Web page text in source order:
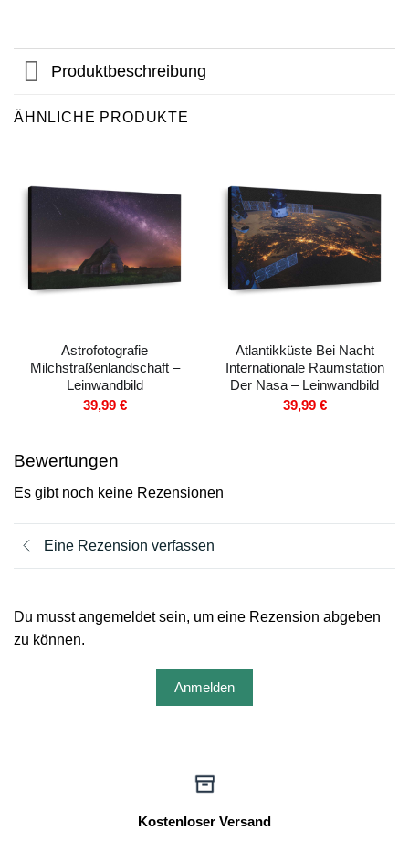
Produktbeschreibung
ÄHNLICHE PRODUKTE
Astrofotografie
Milchstraßenlandschaft –
Leinwandbild
39,99 €
Atlantikküste Bei Nacht
Internationale Raumstation
Der Nasa – Leinwandbild
39,99 €
Bewertungen
Es gibt noch keine Rezensionen
Eine Rezension verfassen
Du musst angemeldet sein, um eine Rezension abgeben
zu können.
Anmelden
Kostenloser Versand